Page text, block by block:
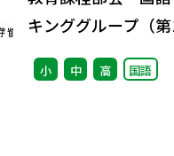
キンググループ（
回） 配付資料
小 中 高 国語